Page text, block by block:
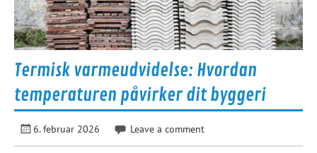
Termisk varmeudvidelse: Hvordan
temperaturen påvirker dit byggeri
6. februar 2026 Leave a comment